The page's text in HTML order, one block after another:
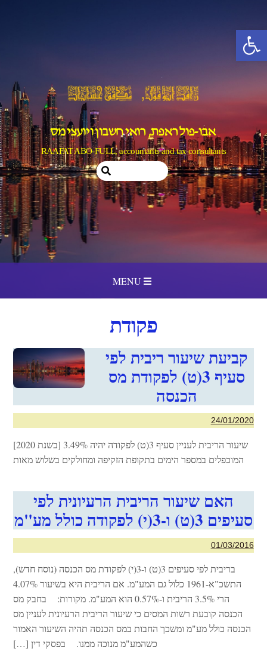
פתח סרגל נגישות
content
MENU
אבו-פול ראפת, רואי חשבון ויועצי מס
RAAFAT ABO-FULL, accountants and tax consultants
פקודת
קביעת שיעור ריבית לפי
סעיף 3(ט) לפקודת מס
הכנסה
24/01/2020
שיעור הריבית לעניין סעיף 3(ט) לפקודה יהיה 3.49% [בשנת 2020]
המוכפלים במספר הימים בתקופת הזקיפה ומחולקים בשלוש מאות
האם שיעור הריבית הרעיונית לפי
סעיפים 3(ט) ו-3(י) לפקודה כולל מע"מ
01/03/2016
בריבית לפי סעיפים 3(ט) ו-3(י) לפקודת מס הכנסה (נוסח חדש),
התשכ"א-1961 כלול גם המע"מ. אם הריבית היא בשיעור 4.07%
הרי 3.5% הריבית ו-0.57% הוא המע"מ. מקורות: בחבק מס
הכנסה קובעת רשות המסים כי שיעור הריבית הרעיונית לעניין מס
הכנסה כולל מע"מ ומשכך החבות במס הכנסה תהיה השיעור האמור
כשהמע"מ מנוכה ממנו. בפסקי דין […]